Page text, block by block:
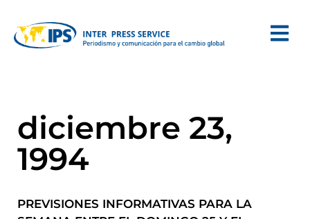
diciembre 23,
1994
PREVISIONES INFORMATIVAS PARA LA